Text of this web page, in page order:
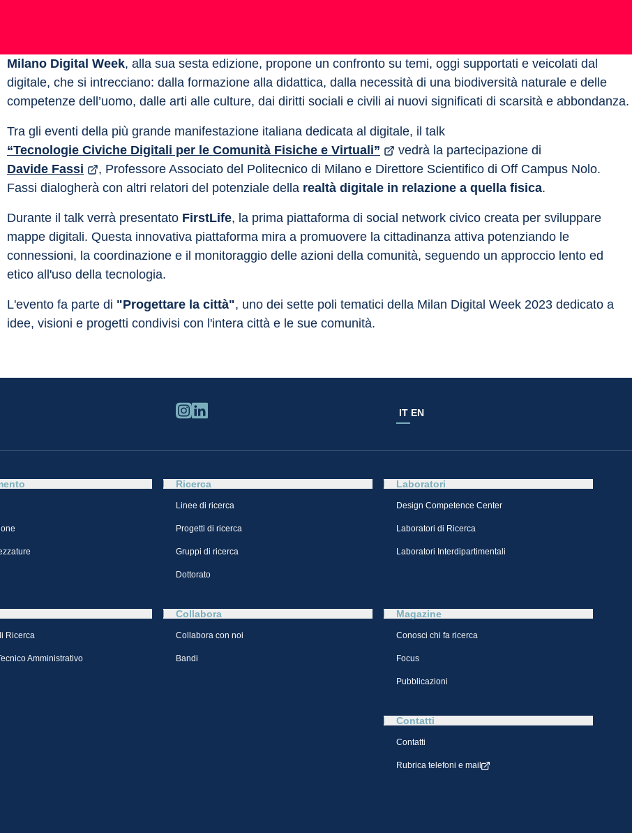
Milano Digital Week, alla sua sesta edizione, propone un confronto su temi, oggi supportati e veicolati dal
digitale, che si intrecciano: dalla formazione alla didattica, dalla necessità di una biodiversità naturale e delle
competenze dell’uomo, dalle arti alle culture, dai diritti sociali e civili ai nuovi significati di scarsità e abbondanza.
Tra gli eventi della più grande manifestazione italiana dedicata al digitale, il talk
“Tecnologie Civiche Digitali per le Comunità Fisiche e Virtuali”
vedrà la partecipazione di
Davide Fassi
, Professore Associato del Politecnico di Milano e Direttore Scientifico di Off Campus Nolo.
Fassi dialogherà con altri relatori del potenziale della realtà digitale in relazione a quella fisica.
Durante il talk verrà presentato FirstLife, la prima piattaforma di social network civico creata per sviluppare
mappe digitali. Questa innovativa piattaforma mira a promuovere la cittadinanza attiva potenziando le
connessioni, la coordinazione e il monitoraggio delle azioni della comunità, seguendo un approccio lento ed
etico all'uso della tecnologia.
L'evento fa parte di "Progettare la città", uno dei sette poli tematici della Milan Digital Week 2023 dedicato a
idee, visioni e progetti condivisi con l'intera città e le sue comunità.
IT EN
Ricerca
Linee di ricerca
Progetti di ricerca
Gruppi di ricerca
Dottorato
Laboratori
Design Competence Center​
Laboratori di Ricerca
Laboratori Interdipartimentali
Ricerca
Amministrativo
Collabora
Collabora con noi
Bandi
Magazine
Conosci chi fa ricerca
Focus
Pubblicazioni
Contatti
Contatti
Rubrica telefoni e mail